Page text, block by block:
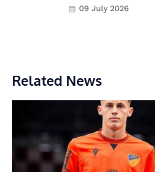
09 July 2026
Related News